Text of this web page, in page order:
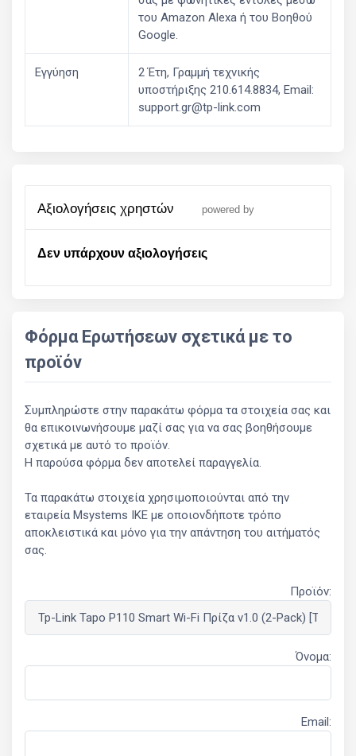
του Amazon Alexa ή του Βοηθού
Google.
Εγγύηση
2 Έτη, Γραμμή τεχνικής
υποστήριξης 210.614.8834, Email:
support.gr@tp-link.com
αξιολογήσεις χρηστών powered by
Δεν υπάρχουν αξιολογήσεις
Φόρμα Ερωτήσεων σχετικά με το
προϊόν
Συμπληρώστε στην παρακάτω φόρμα τα στοιχεία σας και
θα επικοινωνήσουμε μαζί σας για να σας βοηθήσουμε
σχετικά με αυτό το προϊόν.
Η παρούσα φόρμα δεν αποτελεί παραγγελία.
Τα παρακάτω στοιχεία χρησιμοποιούνται από την
εταιρεία Msystems ΙΚΕ με οποιονδήποτε τρόπο
αποκλειστικά και μόνο για την απάντηση του αιτήματός
σας.
Προϊόν:
Όνομα:
Email: